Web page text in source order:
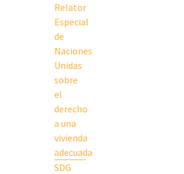
Relator
Especial
de
Naciones
Unidas
sobre
el
derecho
a una
vivienda
adecuada
SDG